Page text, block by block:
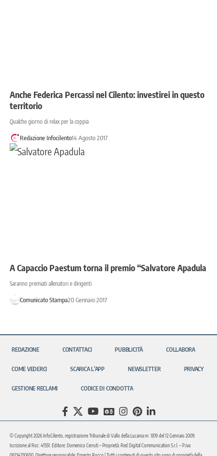
Anche Federica Percassi nel Cilento: investirei in questo
territorio
Qualche giorno di relax per la coppia
Redazione Infocilento14 Agosto 2017
A Capaccio Paestum torna il premio “Salvatore Apadula
Saranno premiati allenatori e dirigenti
Comunicato Stampa20 Gennaio 2017
REDAZIONE CONTATTACI PUBBLICITÀ COLLABORA
COME VEDERCI SCARICA L’APP NEWSLETTER PRIVACY
GESTIONE RECLAMI CODICE DI CONDOTTA
© Copyright 2026 InfoCilento, registrazione Tribunale di Vallo della Lucania nr. 1/09 del 12 Gennaio 2009.
Iscrizione al Roc: 41551. Editore: Domenico Cerruti – Proprietà: Red Digital Communication S.r.l. – P.iva